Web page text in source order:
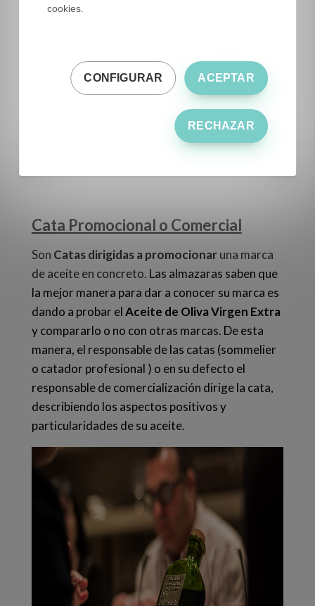
Sesión de cata a ciegas en ESAO. Banco de imágenes
Cata Promocional o Comercial
Son Catas dirigidas a promocionaruna marca
de aceite en concreto. Las almazaras saben que
la mejor manera para dar a conocer su marca es
dando a probar elAceite de Oliva Virgen Extra
y compararlo o no con otras marcas. De esta
manera, el responsable de las catas (sommelier
o catador profesional ) o en su defecto el
responsable de comercialización dirige la cata,
describiendo los aspectos positivos y
particularidades de su aceite.
cookies.
ACEPTAR
CONFIGURAR
RECHAZAR